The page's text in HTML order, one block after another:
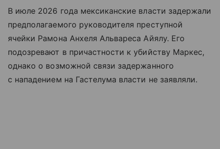
В июле 2026 года мексиканские власти задержали
предполагаемого руководителя преступной
ячейки Рамона Анхеля Альвареса Айялу. Его
подозревают в причастности к убийству Маркес,
однако о возможной связи задержанного
с нападением на Гастелума власти не заявляли.